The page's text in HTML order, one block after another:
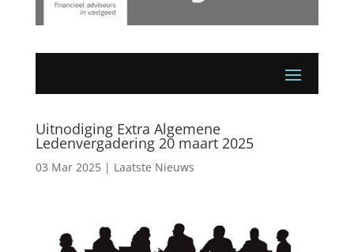
Uitnodiging Extra Algemene
Ledenvergadering 20 maart 2025
03 Mar 2025| Laatste Nieuws